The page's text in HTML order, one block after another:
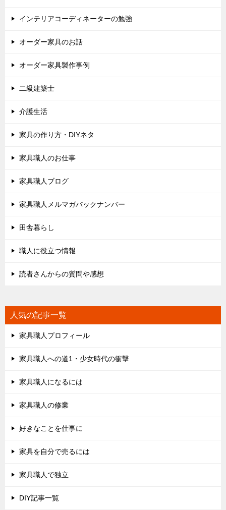
インテリアコーディネーターの勉強
オーダー家具のお話
オーダー家具製作事例
二級建築士
介護生活
家具の作り方・DIYネタ
家具職人のお仕事
家具職人ブログ
家具職人メルマガバックナンバー
田舎暮らし
職人に役立つ情報
読者さんからの質問や感想
人気の記事一覧
家具職人プロフィール
家具職人への道1・少女時代の衝撃
家具職人になるには
家具職人の修業
好きなことを仕事に
家具を自分で売るには
家具職人で独立
DIY記事一覧